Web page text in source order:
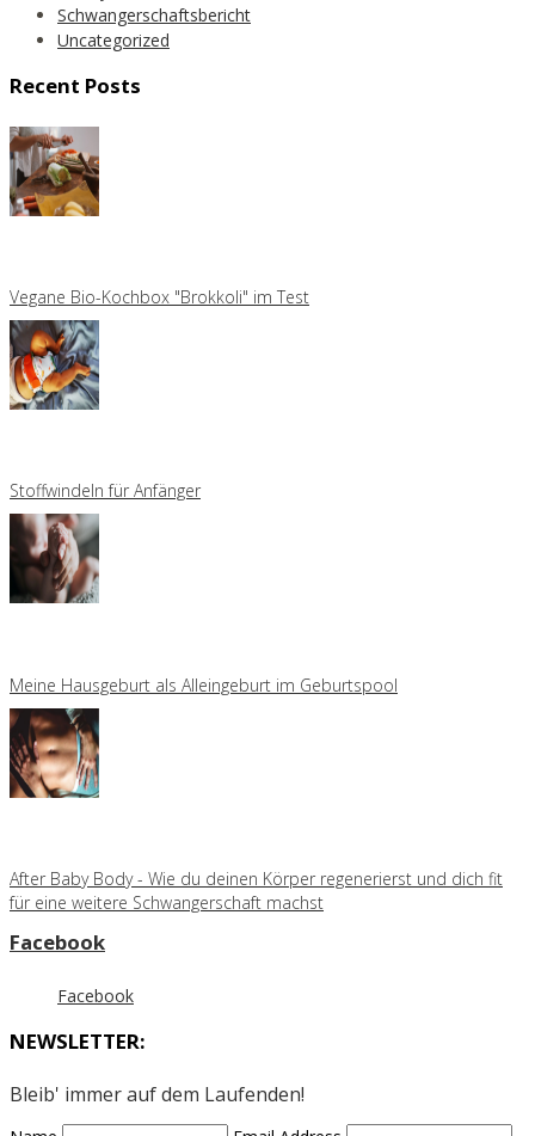
Schwangerschaftsbericht
Uncategorized
Recent Posts
Vegane Bio-Kochbox "Brokkoli" im Test
Stoffwindeln für Anfänger
Meine Hausgeburt als Alleingeburt im Geburtspool
After Baby Body - Wie du deinen Körper regenerierst und dich fit
für eine weitere Schwangerschaft machst
Facebook
Facebook
NEWSLETTER:
Bleib' immer auf dem Laufenden!